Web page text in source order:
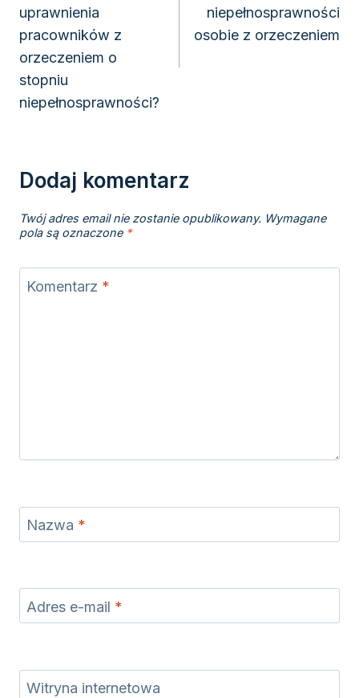
uprawnienia
pracowników z
orzeczeniem o
stopniu
niepełnosprawności?
niepełnosprawności
osobie z orzeczeniem
Dodaj komentarz
Twój adres email nie zostanie opublikowany. Wymagane
pola są oznaczone *
Komentarz *
Nazwa *
Adres e-mail *
Witryna internetowa